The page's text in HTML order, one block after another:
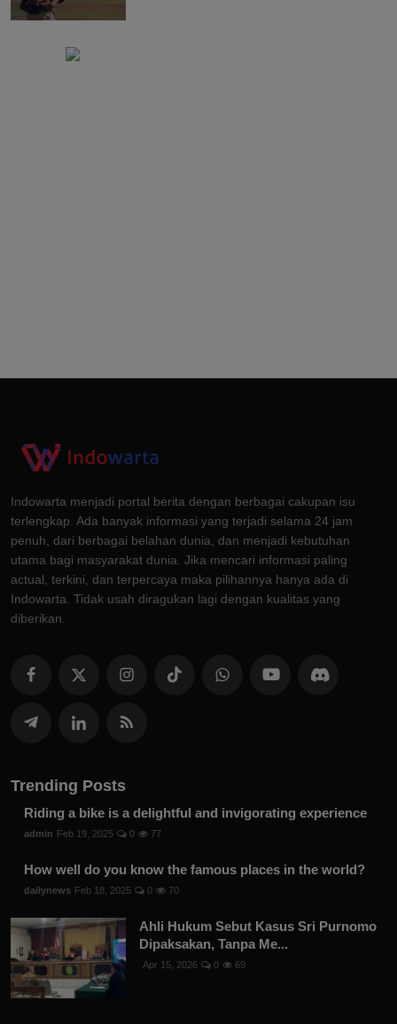
Indowarta menjadi portal berita dengan berbagai cakupan isu
terlengkap. Ada banyak informasi yang terjadi selama 24 jam
penuh, dari berbagai belahan dunia, dan menjadi kebutuhan
utama bagi masyarakat dunia. Jika mencari informasi paling
actual, terkini, dan terpercaya maka pilihannya hanya ada di
Indowarta. Tidak usah diragukan lagi dengan kualitas yang
diberikan.
Trending Posts
Riding a bike is a delightful and invigorating experience
admin Feb 19, 2025 0 77
How well do you know the famous places in the world?
dailynews Feb 18, 2025 0 70
Ahli Hukum Sebut Kasus Sri Purnomo
Dipaksakan, Tanpa Me...
Apr 15, 2026 0 69